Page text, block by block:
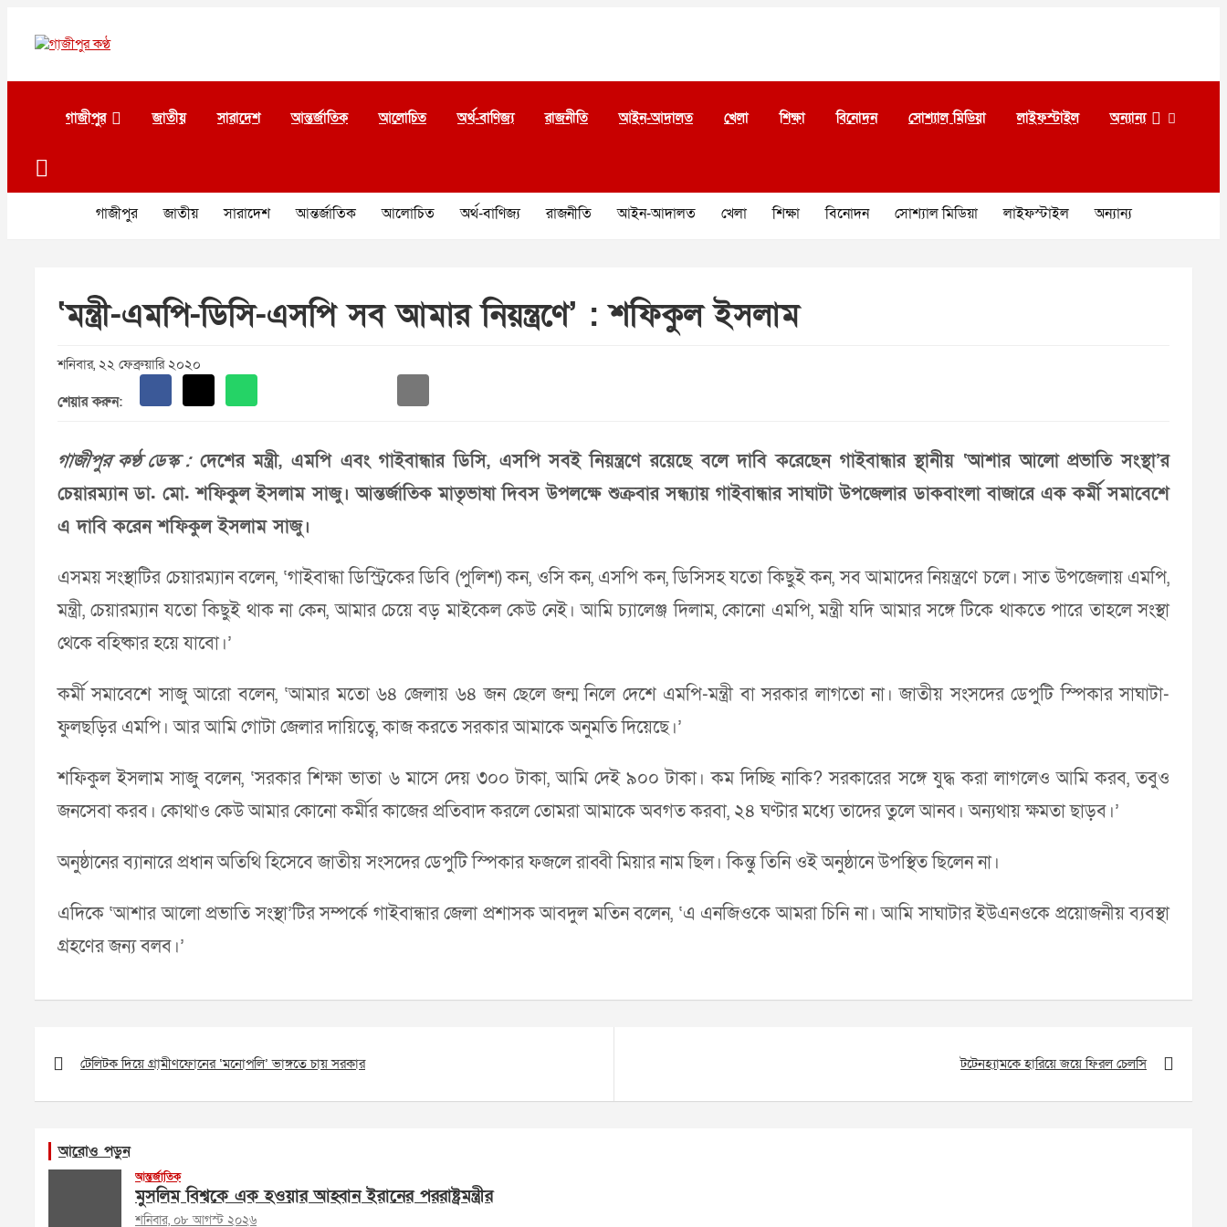
contentগাজীপুর কণ্ঠ
গাজীপুর জাতীয় সারাদেশ আন্তর্জাতিক আলোচিত অর্থ-বাণিজ্য রাজনীতি আইন-আদালত খেলা শিক্ষা বিনোদন সোশ্যাল মিডিয়া লাইফস্টাইল অন্যান্য
গাজীপুর জাতীয় সারাদেশ আন্তর্জাতিক আলোচিত অর্থ-বাণিজ্য রাজনীতি আইন-আদালত খেলা শিক্ষা বিনোদন সোশ্যাল মিডিয়া লাইফস্টাইল অন্যান্য
‘মন্ত্রী-এমপি-ডিসি-এসপি সব আমার নিয়ন্ত্রণে’ : শফিকুল ইসলাম
শনিবার, ২২ ফেব্রুয়ারি ২০২০
শেয়ার করুন:
গাজীপুর কণ্ঠ ডেস্ক :দেশের মন্ত্রী, এমপি এবং গাইবান্ধার ডিসি, এসপি সবই নিয়ন্ত্রণে রয়েছে বলে দাবি করেছেন গাইবান্ধার স্থানীয় ‘আশার আলো প্রভাতি সংস্থা’র
চেয়ারম্যান ডা. মো. শফিকুল ইসলাম সাজু। আন্তর্জাতিক মাতৃভাষা দিবস উপলক্ষে শুক্রবার সন্ধ্যায় গাইবান্ধার সাঘাটা উপজেলার ডাকবাংলা বাজারে এক কর্মী সমাবেশে
এ দাবি করেন শফিকুল ইসলাম সাজু।
এসময় সংস্থাটির চেয়ারম্যান বলেন, ‘গাইবান্ধা ডিস্ট্রিকের ডিবি (পুলিশ) কন, ওসি কন, এসপি কন, ডিসিসহ যতো কিছুই কন, সব আমাদের নিয়ন্ত্রণে চলে। সাত উপজেলায় এমপি,
মন্ত্রী, চেয়ারম্যান যতো কিছুই থাক না কেন, আমার চেয়ে বড় মাইকেল কেউ নেই। আমি চ্যালেঞ্জ দিলাম, কোনো এমপি, মন্ত্রী যদি আমার সঙ্গে টিকে থাকতে পারে তাহলে সংস্থা
থেকে বহিষ্কার হয়ে যাবো।’
কর্মী সমাবেশে সাজু আরো বলেন, ‘আমার মতো ৬৪ জেলায় ৬৪ জন ছেলে জন্ম নিলে দেশে এমপি-মন্ত্রী বা সরকার লাগতো না। জাতীয় সংসদের ডেপুটি স্পিকার সাঘাটা-
ফুলছড়ির এমপি। আর আমি গোটা জেলার দায়িত্বে, কাজ করতে সরকার আমাকে অনুমতি দিয়েছে।’
শফিকুল ইসলাম সাজু বলেন, ‘সরকার শিক্ষা ভাতা ৬ মাসে দেয় ৩০০ টাকা, আমি দেই ৯০০ টাকা। কম দিচ্ছি নাকি? সরকারের সঙ্গে যুদ্ধ করা লাগলেও আমি করব, তবুও
জনসেবা করব। কোথাও কেউ আমার কোনো কর্মীর কাজের প্রতিবাদ করলে তোমরা আমাকে অবগত করবা, ২৪ ঘণ্টার মধ্যে তাদের তুলে আনব। অন্যথায় ক্ষমতা ছাড়ব।’
অনুষ্ঠানের ব্যানারে প্রধান অতিথি হিসেবে জাতীয় সংসদের ডেপুটি স্পিকার ফজলে রাব্বী মিয়ার নাম ছিল। কিন্তু তিনি ওই অনুষ্ঠানে উপস্থিত ছিলেন না।
এদিকে ‘আশার আলো প্রভাতি সংস্থা’টির সম্পর্কে গাইবান্ধার জেলা প্রশাসক আবদুল মতিন বলেন, ‘এ এনজিওকে আমরা চিনি না। আমি সাঘাটার ইউএনওকে প্রয়োজনীয় ব্যবস্থা
গ্রহণের জন্য বলব।’
navigation
টেলিটক দিয়ে গ্রামীণফোনের ‘মনোপলি’ ভাঙ্গতে চায় সরকার টটেনহ্যামকে হারিয়ে জয়ে ফিরল চেলসি
আরোও পড়ুন
আন্তর্জাতিক
মুসলিম বিশ্বকে এক হওয়ার আহ্বান ইরানের পররাষ্ট্রমন্ত্রীর
শনিবার, ০৮ আগস্ট ২০২৬